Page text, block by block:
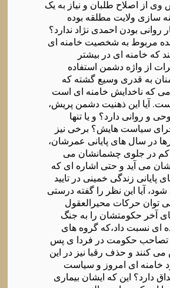
از اصلاح طلبان و نیاز به یک
سازی ولایت مطلقه بوده
روانی بودن احمدی نژاد ندارد؟
مربوط به شخصیت خامنه ای
که خامنه ای در بیشتر
از واژه دشمن استفاده
به قدری وسیع گشته که
که ناخدایش خامنه ای است
آیا این ذهنیت دشمن پریش،
و روانی دارد؟ و یا تنها
سیاست هایش؟ برخی نیز
در سال های پایانی عمرشان،
کم در جلوی چشمانشان می
می آید و حتی اشاره ای که
پایانی زندگی خمینی در تایید
آیا این نظر را گفته درستی
توان حرکات محیرالعقول
آخر حکومتشان را به جنگ
نسبت داد،که گروه های
تصاحب حکومت در فردا ی پس
می کنند و حذف رقبا نیز در این
خامنه ای امروز و سیاست
دارد؟ این که ایشان بیماری